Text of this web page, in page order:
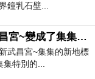
鐘乳石壁...
[南投縣]:集集新/舊武昌宮~變成了集集特別的景點之一
武昌宮~集集的新地標
特別的...